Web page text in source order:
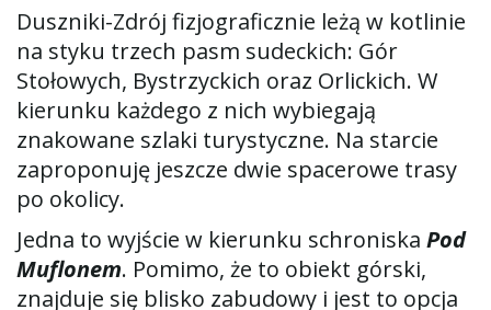
Duszniki-Zdrój fizjograficznie leżą w kotlinie
na styku trzech pasm sudeckich: Gór
Stołowych, Bystrzyckich oraz Orlickich. W
kierunku każdego z nich wybiegają
znakowane szlaki turystyczne. Na starcie
zaproponuję jeszcze dwie spacerowe trasy
po okolicy.
Jedna to wyjście w kierunku schroniska Pod
Muflonem. Pomimo, że to obiekt górski,
znajduje się blisko zabudowy i jest to opcja